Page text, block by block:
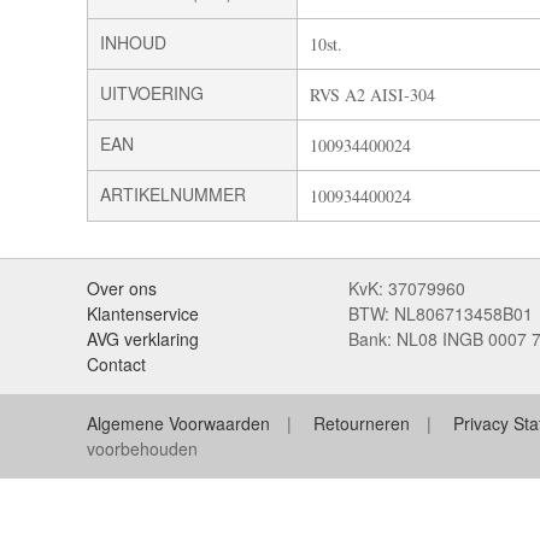
INHOUD 10st.
UITVOERING RVS A2 AISI-304
EAN 100934400024
ARTIKELNUMMER 100934400024
Over ons
Klantenservice
AVG verklaring
Contact
KvK: 37079960
BTW: NL806713458B01
Bank: NL08 INGB 0007
Algemene Voorwaarden Retourneren
Privacy
voorbehouden